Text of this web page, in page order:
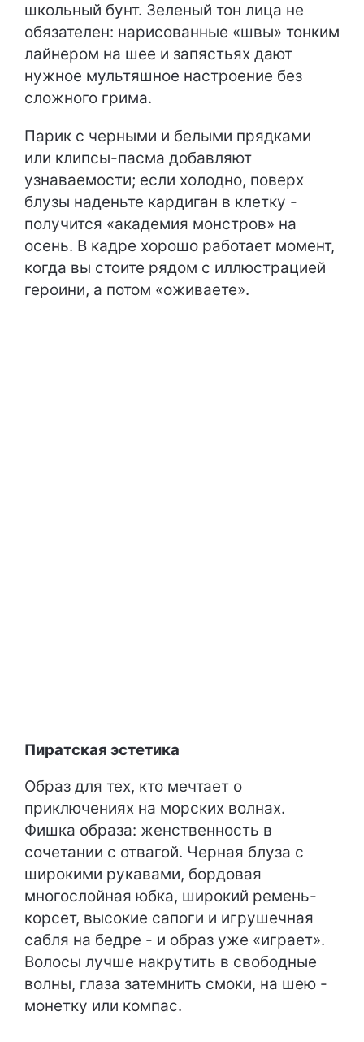
школьный бунт. Зеленый тон лица не
обязателен: нарисованные «швы» тонким
лайнером на шее и запястьях дают
нужное мультяшное настроение без
сложного грима.
Парик с черными и белыми прядками
или клипсы-пасма добавляют
узнаваемости; если холодно, поверх
блузы наденьте кардиган в клетку -
получится «академия монстров» на
осень. В кадре хорошо работает момент,
когда вы стоите рядом с иллюстрацией
героини, а потом «оживаете».
Пиратская эстетика
Образ для тех, кто мечтает о
приключениях на морских волнах.
Фишка образа: женственность в
сочетании с отвагой. Черная блуза с
широкими рукавами, бордовая
многослойная юбка, широкий ремень-
корсет, высокие сапоги и игрушечная
сабля на бедре - и образ уже «играет».
Волосы лучше накрутить в свободные
волны, глаза затемнить смоки, на шею -
монетку или компас.